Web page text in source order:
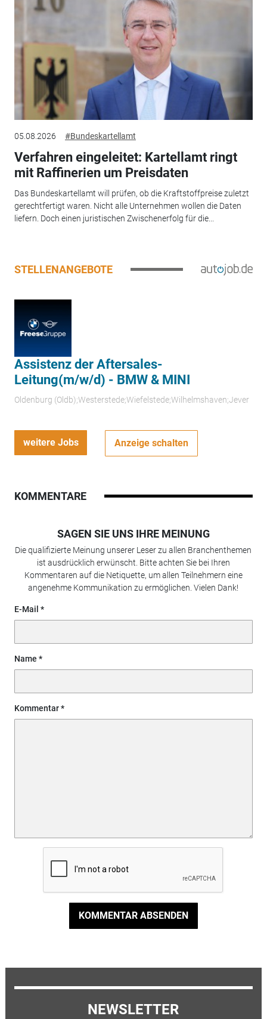
05.08.2026 #Bundeskartellamt
Verfahren eingeleitet: Kartellamt ringt
mit Raffinerien um Preisdaten
Das Bundeskartellamt will prüfen, ob die Kraftstoffpreise zuletzt
gerechtfertigt waren. Nicht alle Unternehmen wollen die Daten
liefern. Doch einen juristischen Zwischenerfolg für die...
STELLENANGEBOTE
Assistenz der Aftersales-
Leitung(m/w/d) - BMW & MINI
Oldenburg (Oldb);Westerstede;Wiefelstede;Wilhelmshaven;Jever
weitere Jobs Anzeige schalten
KOMMENTARE
SAGEN SIE UNS IHRE MEINUNG
Die qualifizierte Meinung unserer Leser zu allen Branchenthemen
ist ausdrücklich erwünscht. Bitte achten Sie bei Ihren
Kommentaren auf die Netiquette, um allen Teilnehmern eine
angenehme Kommunikation zu ermöglichen. Vielen Dank!
E-Mail
Name
Kommentar
KOMMENTAR ABSENDEN
NEWSLETTER